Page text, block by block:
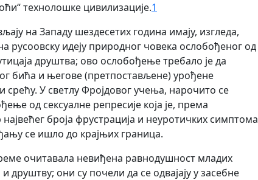
технолошке цивилизације.1
на Западу шездесетих година имају, изгледа,
русоовску идеју природног човека ослобођеног од
друштва; ово ослобођење требало је да
бића и његове (претпостављене) урођене
срећу. У светлу Фројдовог учења, нарочито се
од сексуалне репресије која је, према
броја фрустрација и неуротичких симптома
се ишло до крајњих граница.
очитавала невиђена равнодушност младих
друштву; они су почели да се одвајају у засебне